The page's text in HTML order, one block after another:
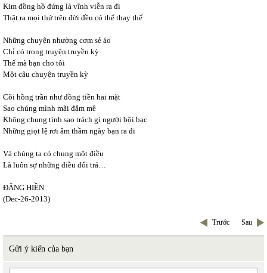
Kim đồng hồ đứng là vĩnh viễn ra đi
Thật ra mọi thứ trên đời đều có thể thay thế
Những chuyện nhường cơm sẻ áo
Chỉ có trong truyện truyền kỳ
Thế mà bạn cho tôi
Một câu chuyện truyền kỳ
Cõi hồng trần như đồng tiền hai mặt
Sao chúng mình mãi đắm mê
Không chung tình sao trách gì người bội bạc
Những giọt lệ rơi âm thầm ngày bạn ra đi
Và chúng ta có chung một điều
Là luôn sợ những điều dối trá…
ĐẶNG HIỀN
(Dec-26-2013)
Trước Sau
Gửi ý kiến của bạn